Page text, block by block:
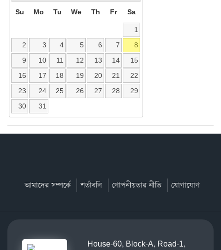
Su Mo Tu We Th Fr Sa
1
2
3 4 5 6 7
8
9
10 11 12 13 14
15
16
17 18 19 20 21
22
23
24 25 26 27 28
29
30
31
আমাদের সম্পর্কে শর্তাবলি গোপনীয়তার নীতি যোগাযোগ
House-60, Block-A, Road-1,